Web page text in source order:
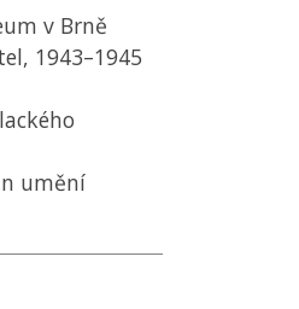
v Brně
1943–1945
umění